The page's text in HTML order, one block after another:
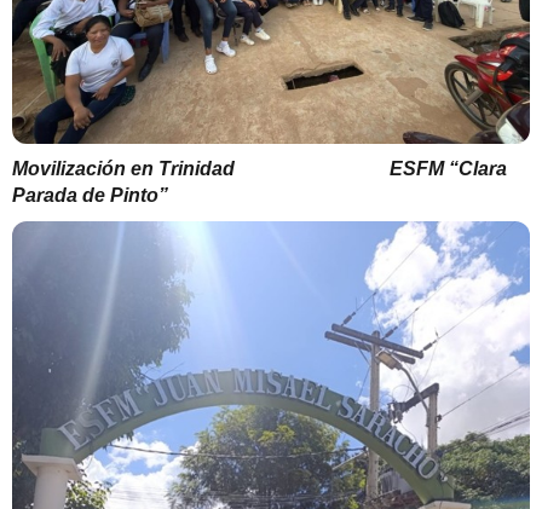
Movilización en Trinidad ESFM “Clara
Parada de Pinto”